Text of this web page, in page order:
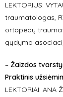
LEKTORIUS:
traumatologas,
ortopedų
gydymo
– Žaizdos
Praktinis
LEKTORIAI: